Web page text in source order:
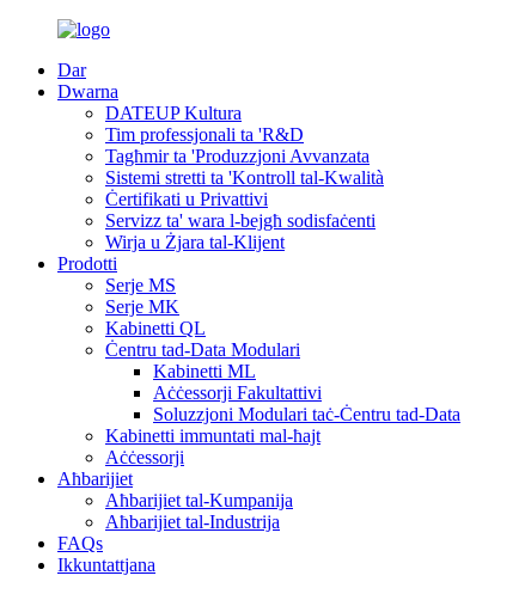
Dar
Dwarna
DATEUP Kultura
Tim professjonali ta 'R&D
Tagħmir ta 'Produzzjoni Avvanzata
Sistemi stretti ta 'Kontroll tal-Kwalità
Ċertifikati u Privattivi
Servizz ta' wara l-bejgħ sodisfaċenti
Wirja u Żjara tal-Klijent
Prodotti
Serje MS
Serje MK
Kabinetti QL
Ċentru tad-Data Modulari
Kabinetti ML
Aċċessorji Fakultattivi
Soluzzjoni Modulari taċ-Ċentru tad-Data
Kabinetti immuntati mal-ħajt
Aċċessorji
Aħbarijiet
Aħbarijiet tal-Kumpanija
Aħbarijiet tal-Industrija
FAQs
Ikkuntattjana